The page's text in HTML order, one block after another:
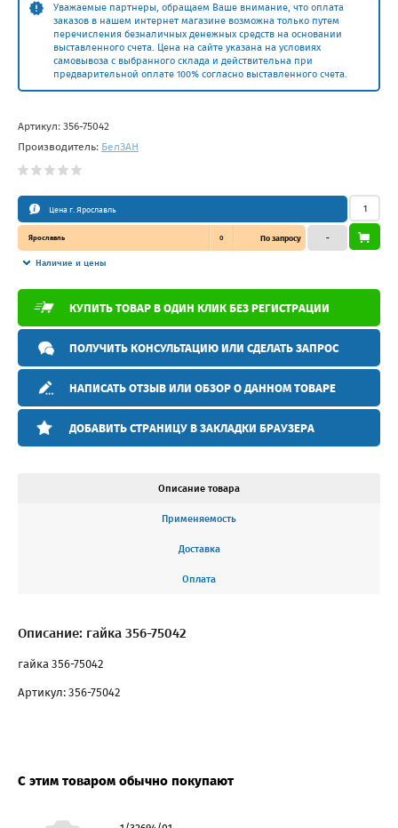
Уважаемые партнеры, обращаем Ваше внимание, что оплата
заказов в нашем интернет магазине возможна только путем
перечисления безналичных денежных средств на основании
выставленного счета. Цена на сайте указана на условиях
самовывоза с выбранного склада и действительна при
предварительной оплате 100% согласно выставленного счета.
Артикул: 356-75042
Производитель: БелЗAН
Цена г. Ярославль
Ярославль 0 По запросу
Наличие и цены
–
КУПИТЬ ТОВАР В ОДИН КЛИК БЕЗ РЕГИСТРАЦИИ
ПОЛУЧИТЬ КОНСУЛЬТАЦИЮ ИЛИ СДЕЛАТЬ ЗАПРОС
НАПИСАТЬ ОТЗЫВ ИЛИ ОБЗОР О ДАННОМ ТОВАРЕ
ДОБАВИТЬ СТРАНИЦУ В ЗАКЛАДКИ БРАУЗЕРА
Описание товара
Применяемость
Доставка
Оплата
Описание: гайка 356-75042
гайка 356-75042
Артикул: 356-75042
С этим товаром обычно покупают